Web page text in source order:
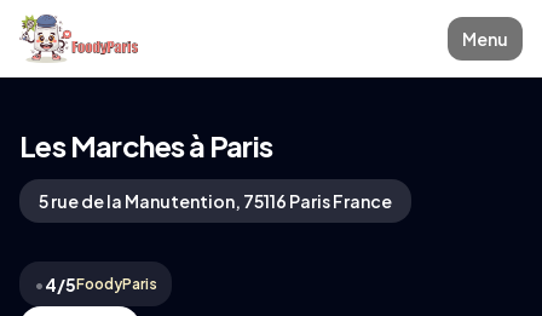
Menu
Les Marches à Paris
5 rue de la Manutention, 75116 Paris France
•4/5FoodyParis